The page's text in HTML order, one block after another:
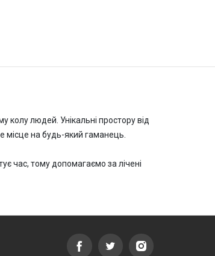
колу людей. Унікальні простору від
місце на будь-який гаманець.
час, тому допомагаємо за лічені